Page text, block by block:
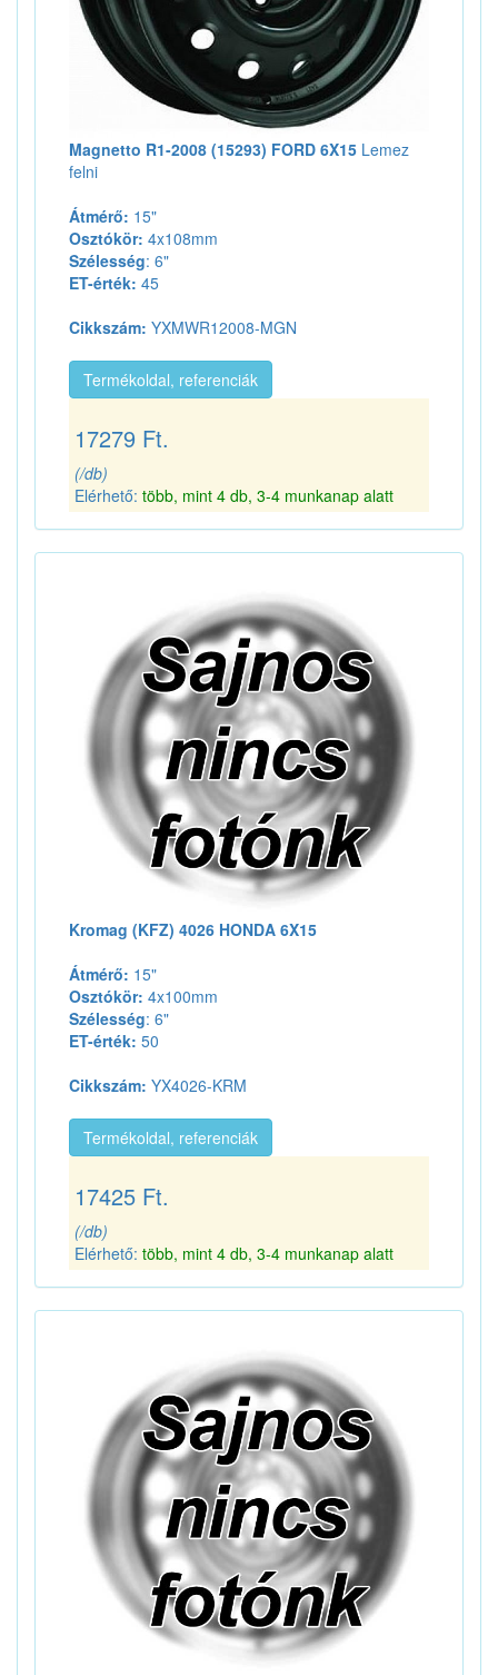
Magnetto R1-2008 (15293) FORD 6X15 Lemez
felni
Átmérő: 15"
Osztókör: 4x108mm
Szélesség: 6"
ET-érték: 45
Cikkszám: YXMWR12008-MGN
Termékoldal, referenciák
17279 Ft.
(/db)
Elérhető: több, mint 4 db, 3-4 munkanap alatt
Kromag (KFZ) 4026 HONDA 6X15
Átmérő: 15"
Osztókör: 4x100mm
Szélesség: 6"
ET-érték: 50
Cikkszám: YX4026-KRM
Termékoldal, referenciák
17425 Ft.
(/db)
Elérhető: több, mint 4 db, 3-4 munkanap alatt